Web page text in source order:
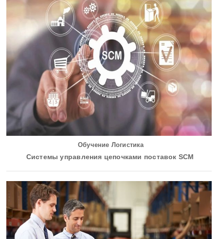
Обучение Логистика
Системы управления цепочками поставок SCM